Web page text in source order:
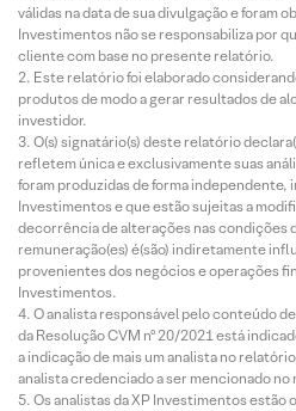
válidas na data de sua divulgação e foram
Investimentos não se responsabiliza por
cliente com base no presente relatório.
Este relatório foi elaborado
produtos de modo a gerar resultados de
investidor.
O(s) signatário(s) deste relatório
refletem única e exclusivamente suas
foram produzidas de forma independente,
Investimentos e que estão sujeitas a
decorrência de alterações nas condições
remuneração(es) é(são) indiretamente
provenientes dos negócios e operações
Investimentos.
O analista responsável pelo conteúdo
da Resolução CVM nº 20/2021 está
a indicação de mais um analista no
analista credenciado a ser mencionado no
Os analistas da XP Investimentos estão